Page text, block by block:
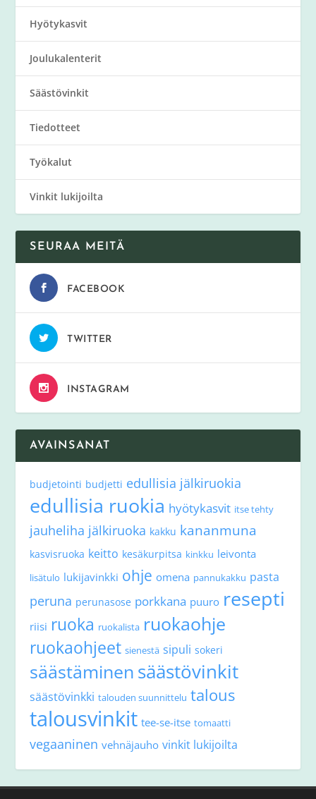
Hyötykasvit
Joulukalenterit
Säästövinkit
Tiedotteet
Työkalut
Vinkit lukijoilta
SEURAA MEITÄ
FACEBOOK
TWITTER
INSTAGRAM
AVAINSANAT
budjetointi budjetti edullisia jälkiruokia
edullisia ruokia hyötykasvit itse tehty
jauheliha jälkiruoka kakku kananmuna
kasvisruoka keitto kesäkurpitsa kinkku leivonta
lisätulo lukijavinkki ohje omena pannukakku pasta
peruna perunasose porkkana puuro resepti
riisi ruoka ruokalista ruokaohje
ruokaohjeet sienestä sipuli sokeri
säästäminen säästövinkit
säästövinkki talouden suunnittelu talous
talousvinkit tee-se-itse tomaatti
vegaaninen vehnäjauho vinkit lukijoilta